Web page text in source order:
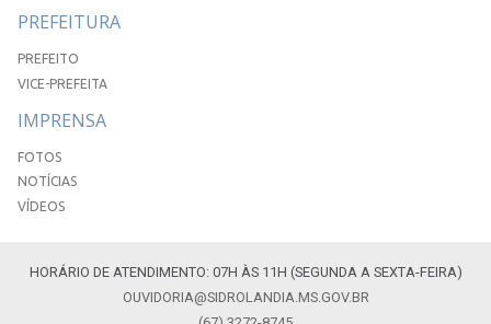
PREFEITURA
PREFEITO
VICE-PREFEITA
IMPRENSA
FOTOS
NOTÍCIAS
VÍDEOS
HORÁRIO DE ATENDIMENTO: 07H ÀS 11H (SEGUNDA A SEXTA-FEIRA)
OUVIDORIA@SIDROLANDIA.MS.GOV.BR